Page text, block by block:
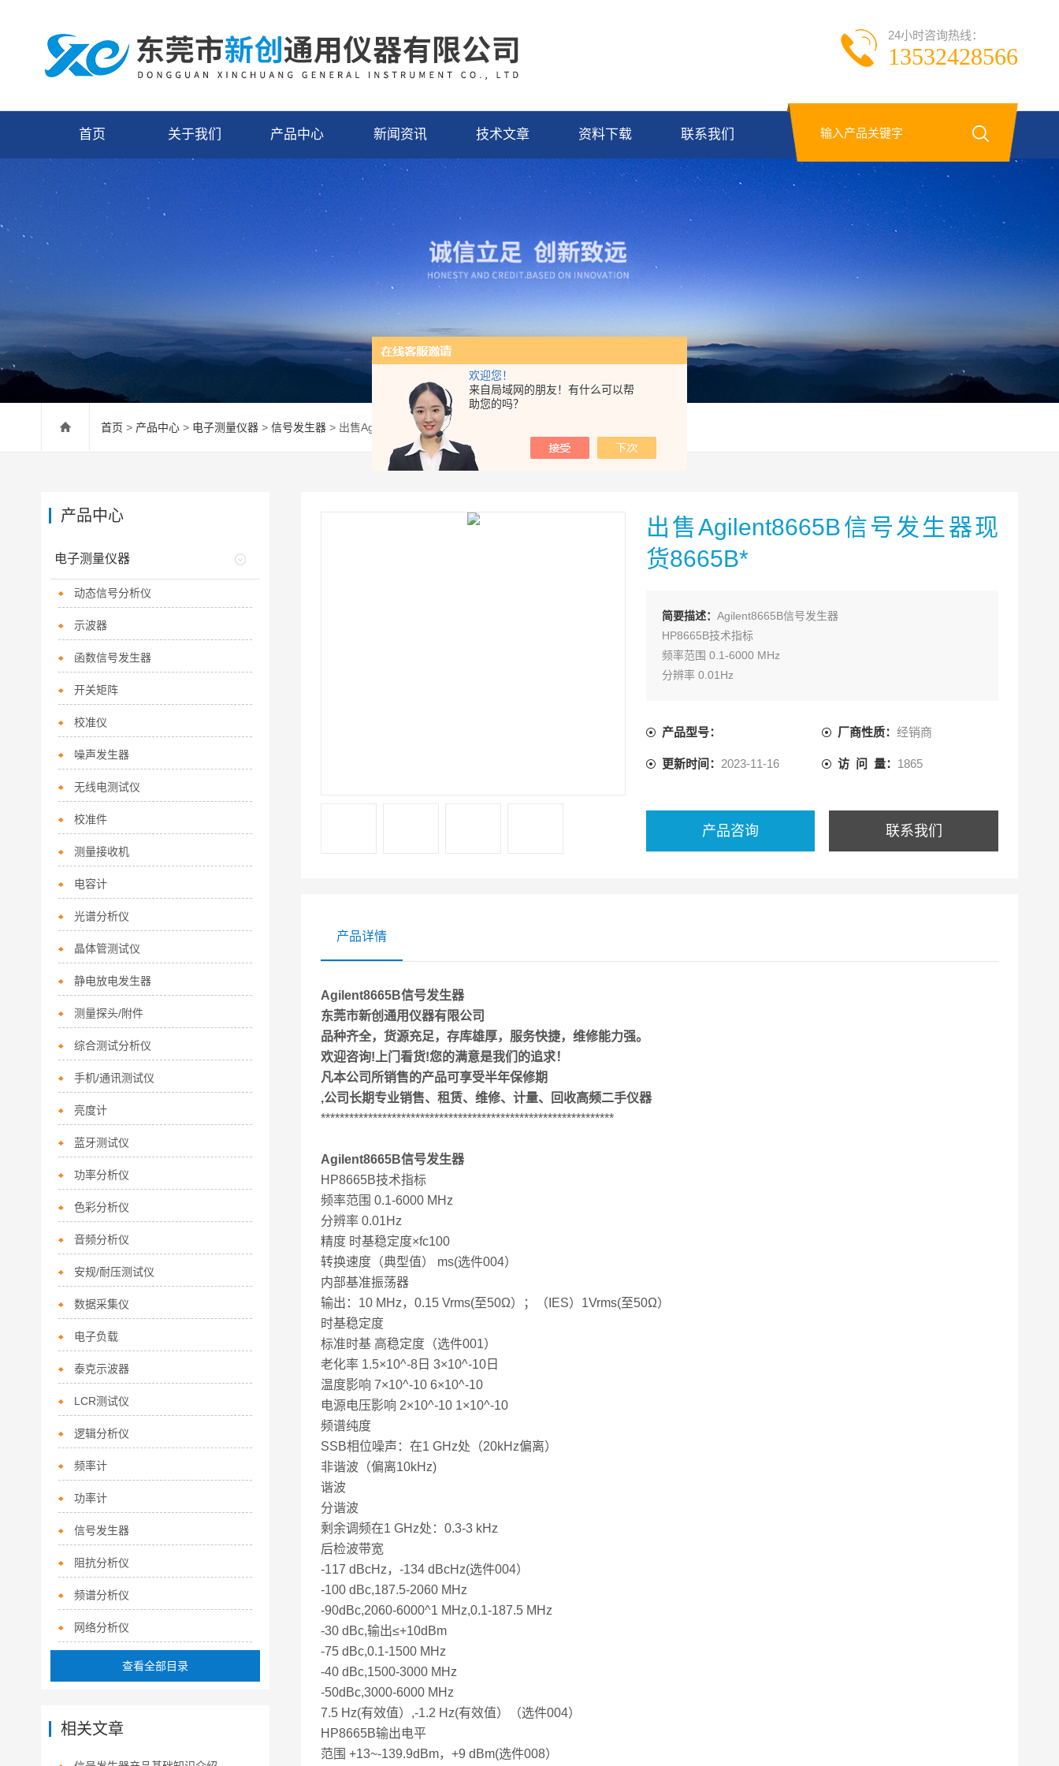
欢迎您！
来自局域网的朋友！有什么可以帮
助您的吗？
24小时咨询热线：
13532428566
首页 关于我们 产品中心 新闻资讯 技术文章 资料下载 联系我们
首页 > 产品中心 > 电子测量仪器 > 信号发生器 > 出售Agilent8665B信号发生器现货8665B*
出售Agilent8665B信号发生器现
货8665B*
简要描述： Agilent8665B信号发生器
HP8665B技术指标
频率范围 0.1-6000 MHz
分辨率 0.01Hz
内部基准振荡器
50Ω）
标准时基 高稳定度（选件001）
产品型号： 厂商性质：经销商
更新时间： 2023-11-16 访 问 量： 1865
产品咨询 联系我们
产品详情
Agilent8665B信号发生器
东莞市新创通用仪器有限公司
品种齐全，货源充足，存库雄厚，服务快捷，维修能力强。
欢迎咨询!上门看货!您的满意是我们的追求！
凡本公司所销售的产品可享受半年保修期
,公司长期专业销售、租赁、维修、计量、回收高频二手仪器
**************************************************************
Agilent8665B信号发生器
HP8665B技术指标
频率范围 0.1-6000 MHz
分辨率 0.01Hz
精度 时基稳定度×fc100
转换速度（典型值） ms(选件004）
内部基准振荡器
输出：10 MHz，0.15 Vrms(至50Ω）；（IES）1Vrms(至50Ω）
时基稳定度
标准时基 高稳定度（选件001）
老化率 1.5×10^-8日 3×10^-10日
温度影响 7×10^-10 6×10^-10
电源电压影响 2×10^-10 1×10^-10
频谱纯度
SSB相位噪声：在1 GHz处（20kHz偏离）
非谐波（偏离10kHz)
谐波
分谐波
剩余调频在1 GHz处：0.3-3 kHz
后检波带宽
-117 dBcHz，-134 dBcHz(选件004）
-100 dBc,187.5-2060 MHz
-90dBc,2060-6000^1 MHz,0.1-187.5 MHz
-30 dBc,输出≤+10dBm
-75 dBc,0.1-1500 MHz
-40 dBc,1500-3000 MHz
-50dBc,3000-6000 MHz
7.5 Hz(有效值）,-1.2 Hz(有效值）（选件004）
HP8665B输出电平
范围 +13~-139.9dBm，+9 dBm(选件008）
产品中心
电子测量仪器
动态信号分析仪
示波器
函数信号发生器
开关矩阵
校准仪
噪声发生器
无线电测试仪
校准件
测量接收机
电容计
光谱分析仪
晶体管测试仪
静电放电发生器
测量探头/附件
综合测试分析仪
手机/通讯测试仪
亮度计
蓝牙测试仪
功率分析仪
色彩分析仪
音频分析仪
安规/耐压测试仪
数据采集仪
电子负载
泰克示波器
LCR测试仪
逻辑分析仪
频率计
功率计
信号发生器
阻抗分析仪
频谱分析仪
网络分析仪
查看全部目录
相关文章